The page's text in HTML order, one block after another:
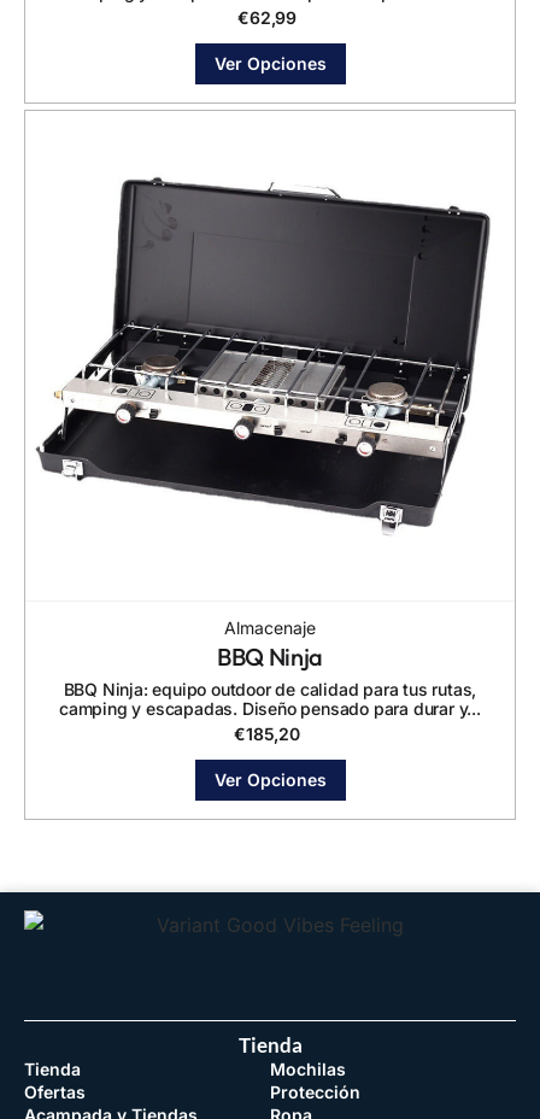
€62,99
Ver Opciones
Almacenaje
BBQ Ninja
BBQ Ninja: equipo outdoor de calidad para tus rutas,
camping y escapadas. Diseño pensado para durar y...
€185,20
Ver Opciones
Tienda
Tienda
Ofertas
Acampada y Tiendas
Mochilas
Protección
Ropa